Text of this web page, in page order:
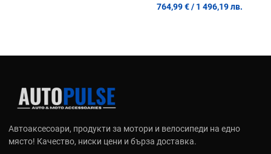
764,99 €/ 1 496,19 лв.
Автоаксесоари, продукти за мотори и велосипеди на едно
място! Качество, ниски цени и бърза доставка.